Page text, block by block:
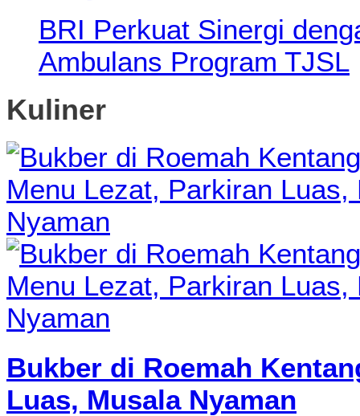
BRI Perkuat Sinergi
Ambulans Program TJSL
Kuliner
Bukber di Roemah
Luas, Musala Nyaman